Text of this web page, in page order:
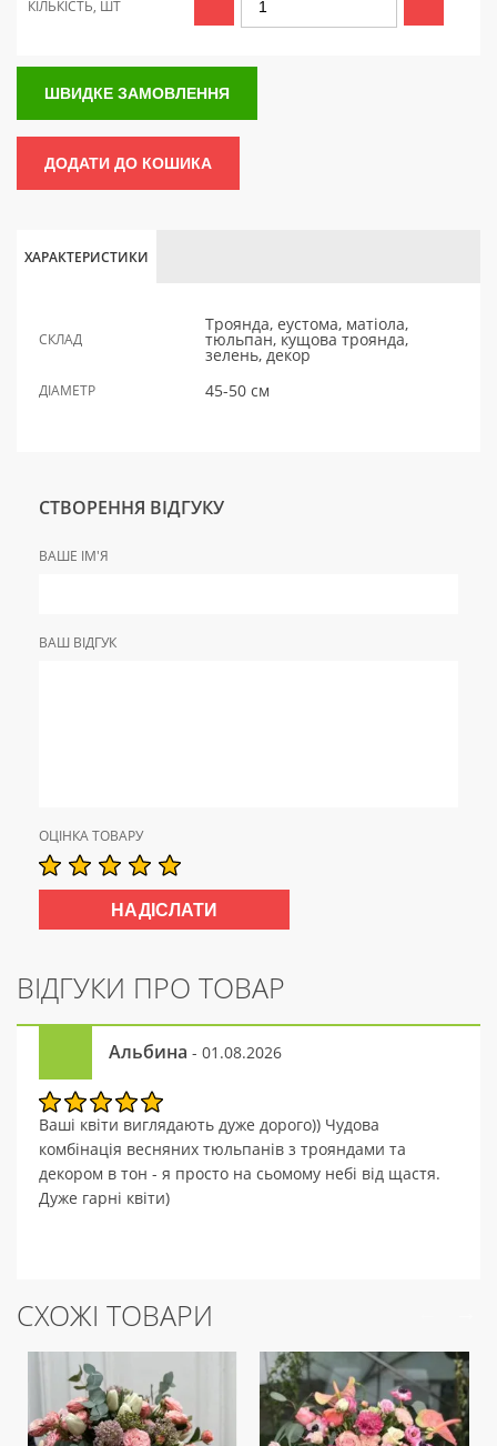
КІЛЬКІСТЬ, ШТ
ШВИДКЕ ЗАМОВЛЕННЯ
ДОДАТИ ДО КОШИКА
ХАРАКТЕРИСТИКИ
СКЛАД
Троянда, еустома, матіола,
тюльпан, кущова троянда,
зелень, декор
ДІАМЕТР 45-50 см
СТВОРЕННЯ ВІДГУКУ
ВАШЕ ІМ'Я
ВАШ ВІДГУК
ОЦІНКА ТОВАРУ
ВІДГУКИ ПРО ТОВАР
Альбина - 01.08.2026
Ваші квіти виглядають дуже дорого)) Чудова
комбінація весняних тюльпанів з трояндами та
декором в тон - я просто на сьомому небі від щастя.
Дуже гарні квіти)
СХОЖІ ТОВАРИ